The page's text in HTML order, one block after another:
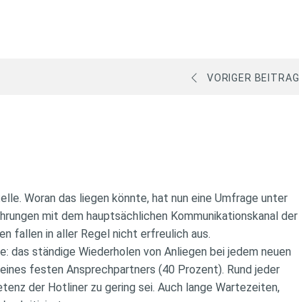
VORIGER BEITRAG
Woran das liegen könnte, hat nun eine Umfrage unter
mit dem hauptsächlichen Kommunikationskanal der
fallen in aller Regel nicht erfreulich aus.
das ständige Wiederholen von Anliegen bei jedem neuen
festen Ansprechpartners (40 Prozent). Rund jeder
der Hotliner zu gering sei. Auch lange Wartezeiten,